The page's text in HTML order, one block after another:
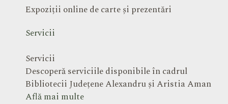
Expoziții online de carte și prezentări
Servicii
Servicii
Descoperă serviciile disponibile în cadrul
Bibliotecii Județene Alexandru și Aristia Aman
Află mai multe